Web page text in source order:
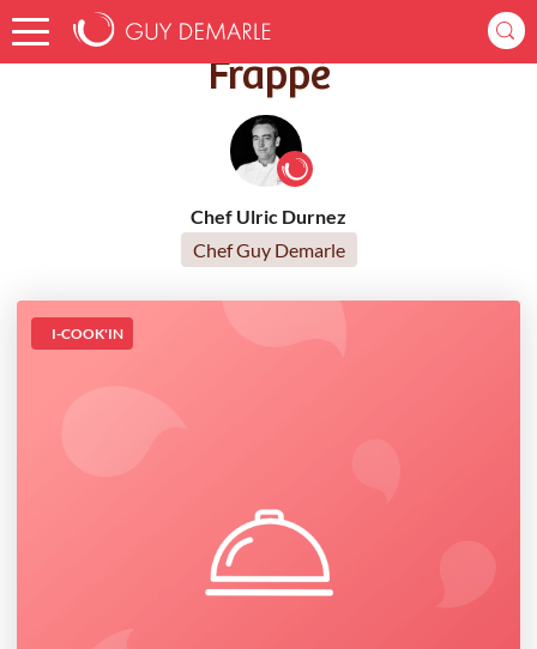
Accueil Recettes Frappè
Frappè
Chef Ulric Durnez
Chef Guy Demarle
I-COOK'IN